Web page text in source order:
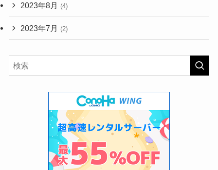
2023年8月 (4)
2023年7月 (2)